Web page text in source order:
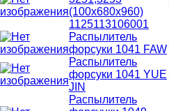
(100x680x960)
1125113106001
Распылитель
форсуки 1041 FAW
Распылитель
форсуки 1041 YUE
JIN
Распылитель